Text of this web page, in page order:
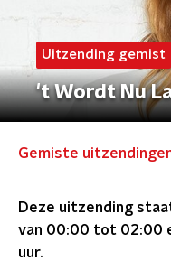
Uitzending gemist
't Wordt Nu
Gemiste
Deze uitzending
van 00:00 tot 02:00
uur.